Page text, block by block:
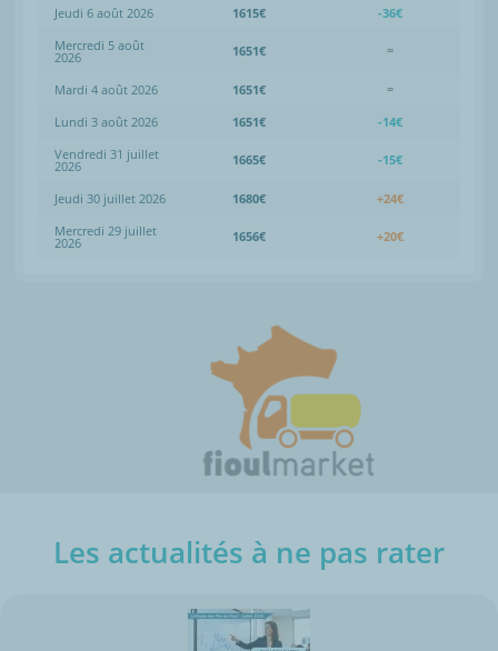
Jeudi 6 août 2026 1615€
-36€
Mercredi 5 août
2026 1651€ =
Mardi 4 août 2026 1651€
=
Lundi 3 août 2026
1651€
-14€
Vendredi 31 juillet
2026 1665€ -15€
Jeudi 30 juillet 2026 1680€
+24€
Mercredi 29 juillet
2026 1656€ +20€
Les actualités à ne pas rater